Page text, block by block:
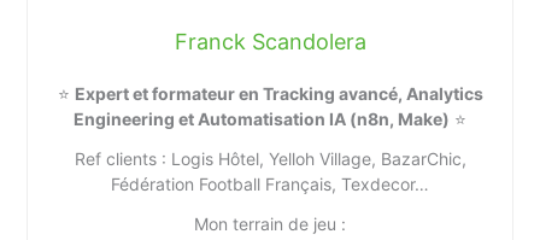
Franck Scandolera
⭐ Expert et formateur en Tracking avancé, Analytics
Engineering et Automatisation IA (n8n, Make) ⭐
Ref clients : Logis Hôtel, Yelloh Village, BazarChic,
Fédération Football Français, Texdecor…
Mon terrain de jeu :